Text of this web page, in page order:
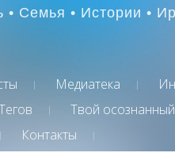
Семья • Истории •
Медиатека
Твой
Контакты